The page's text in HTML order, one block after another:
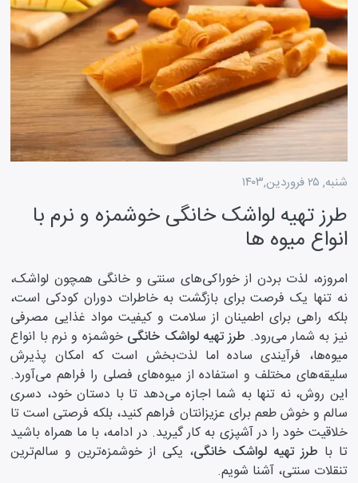
شنبه, ۲۵ فروردین,۱۴۰۳
طرز تهیه لواشک خانگی خوشمزه و نرم با
انواع میوه‌ ها
امروزه، لذت بردن از خوراکی‌های سنتی و خانگی همچون لواشک،
نه تنها یک فرصت برای بازگشت به خاطرات دوران کودکی است،
بلکه راهی برای اطمینان از سلامت و کیفیت مواد غذایی مصرفی
نیز به شمار می‌رود. طرز تهیه لواشک خانگی خوشمزه و نرم با انواع
میوه‌ها، فرآیندی ساده اما لذت‌بخش است که امکان پذیرش
سلیقه‌های مختلف و استفاده از میوه‌های فصلی را فراهم می‌آورد.
این روش، نه تنها به شما اجازه می‌دهد تا با دستان خود، دسری
سالم و خوش طعم برای عزیزانتان فراهم کنید، بلکه فرصتی است تا
خلاقیت خود را در آشپزی به کار گیرید. در ادامه، با ما همراه باشید
تا با طرز تهیه لواشک خانگی، یکی از خوشمزه‌ترین و سالم‌ترین
تنقلات سنتی، آشنا شویم.